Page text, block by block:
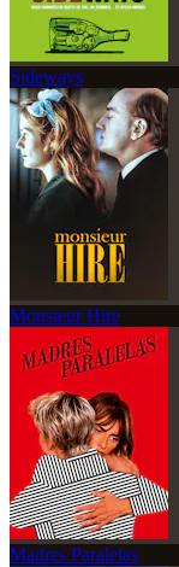
Sideways
Monsieur Hire
Madres Paralelas